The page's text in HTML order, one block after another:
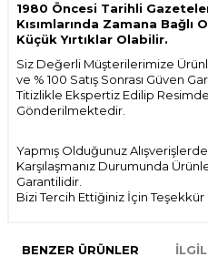
1980 Öncesi Tarihli
Kısımlarında Zamana Bağlı
Küçük Yırtıklar Olabilir.
Siz Değerli Müşterilerimize
ve % 100 Satış Sonrası Güven
Titizlikle Ekspertiz Edilip
Gönderilmektedir.
Yapmış Olduğunuz
Karşılaşmanız Durumunda
Garantilidir.
Bizi Tercih Ettiğiniz İçin Teşekkür
BENZER ÜRÜNLER